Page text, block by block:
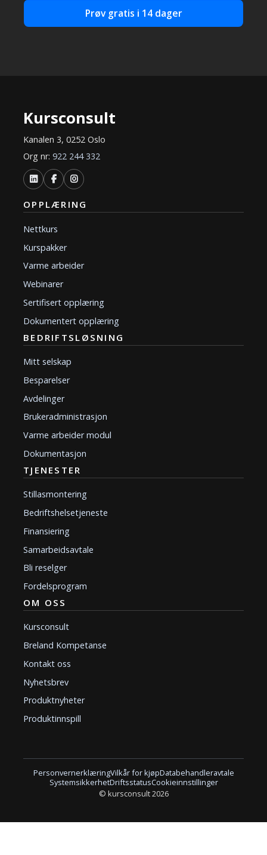
Prøv gratis i 14 dager
Kursconsult
Kanalen 3, 0252 Oslo
Org nr: 922 244 332
OPPLÆRING
Nettkurs
Kurspakker
Varme arbeider
Webinarer
Sertifisert opplæring
Dokumentert opplæring
BEDRIFTSLØSNING
Mitt selskap
Besparelser
Avdelinger
Brukeradministrasjon
Varme arbeider modul
Dokumentasjon
TJENESTER
Stillasmontering
Bedriftshelsetjeneste
Finansiering
Samarbeidsavtale
Bli reselger
Fordelsprogram
OM OSS
Kursconsult
Breland Kompetanse
Kontakt oss
Nyhetsbrev
Produktnyheter
Produktinnspill
PersonvernerklæringVilkår for kjøpDatabehandleravtale
SystemsikkerhetDriftsstatusCookieinnstillinger
© kursconsult 2026